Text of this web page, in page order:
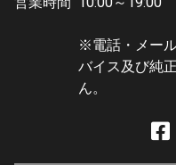
※電話・メー
バイス及び純
ん。